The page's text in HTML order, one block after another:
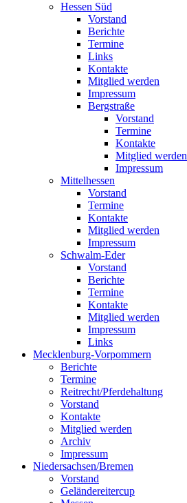
Hessen Süd
Vorstand
Berichte
Termine
Links
Kontakte
Mitglied werden
Impressum
Bergstraße
Vorstand
Termine
Kontakte
Mitglied werden
Impressum
Mittelhessen
Vorstand
Termine
Kontakte
Mitglied werden
Impressum
Schwalm-Eder
Vorstand
Berichte
Termine
Kontakte
Mitglied werden
Impressum
Links
Mecklenburg-Vorpommern
Berichte
Termine
Reitrecht/Pferdehaltung
Vorstand
Kontakte
Mitglied werden
Archiv
Impressum
Niedersachsen/Bremen
Vorstand
Geländereitercup